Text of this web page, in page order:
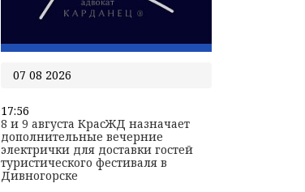
07 08 2026
17:56
8 и 9 августа КрасЖД назначает
дополнительные вечерние
электрички для доставки гостей
туристического фестиваля в
Дивногорске